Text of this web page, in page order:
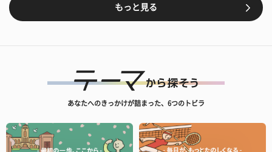
もっと見る
あなたへのきっかけが詰まった、6つのトビラ